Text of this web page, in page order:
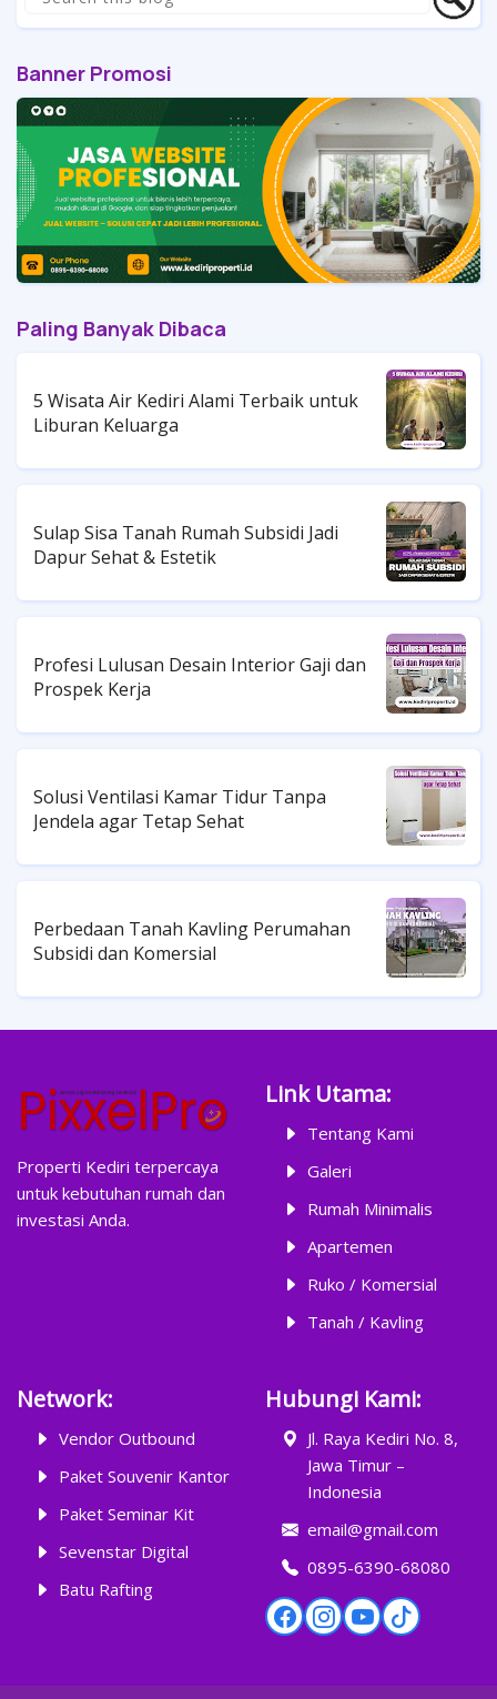
Banner Promosi
Paling Banyak Dibaca
5 Wisata Air Kediri Alami Terbaik untuk
Liburan Keluarga
Sulap Sisa Tanah Rumah Subsidi Jadi
Dapur Sehat & Estetik
Profesi Lulusan Desain Interior Gaji dan
Prospek Kerja
Solusi Ventilasi Kamar Tidur Tanpa
Jendela agar Tetap Sehat
Perbedaan Tanah Kavling Perumahan
Subsidi dan Komersial
Properti Kediri terpercaya
untuk kebutuhan rumah dan
investasi Anda.
Link Utama:
Tentang Kami
Galeri
Rumah Minimalis
Apartemen
Ruko / Komersial
Tanah / Kavling
Network:
Vendor Outbound
Paket Souvenir Kantor
Paket Seminar Kit
Sevenstar Digital
Batu Rafting
Hubungi Kami:
Jl. Raya Kediri No. 8,
Jawa Timur –
Indonesia
email@gmail.com
0895-6390-68080